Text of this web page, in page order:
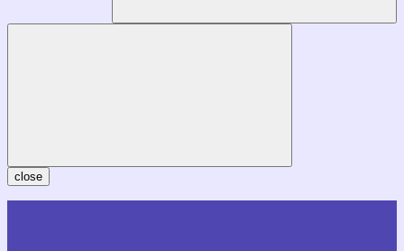
close